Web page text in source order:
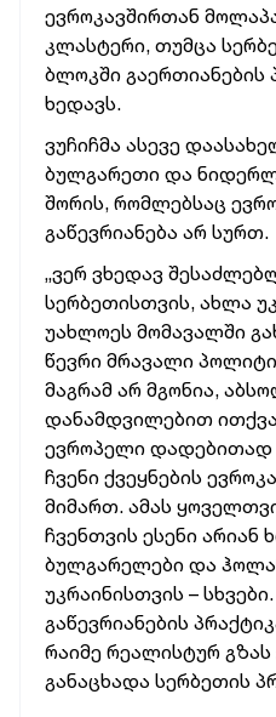
ევროკავშირთან
კლასტერი, თუმცა
ბლოკში გაერთიანების
ხედავს.
ვუჩიჩმა ასევე
ბულგარეთი და
შორის, რომლებსაც
გაწევრიანება არ სურთ.
„ვერ ვხედავ
სერბეთისთვის, ახლა
უახლოეს მომავალში
წევრი მრავალი
მაგრამ არ მგონია,
დანამდვილებით
ევროპელი დადებითად
ჩვენი ქვეყნების
მიმართ. ამას
ჩვენთვის ესენი არიან
ბულგარელები და
უკრაინისთვის –
გაწევრიანების
რაიმე რეალისტურ გზას
განაცხადა სერბეთის